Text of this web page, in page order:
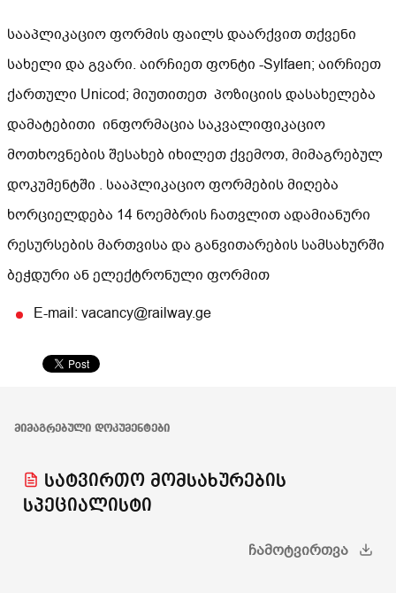
სააპლიკაციო ფორმის ფაილს დაარქვით თქვენი
სახელი და გვარი. აირჩიეთ ფონტი -Sylfaen; აირჩიეთ
ქართული Unicod; მიუთითეთ პოზიციის დასახელება
დამატებითი ინფორმაცია საკვალიფიკაციო
მოთხოვნების შესახებ იხილეთ ქვემოთ, მიმაგრებულ
დოკუმენტში . სააპლიკაციო ფორმების მიღება
ხორციელდება 14 ნოემბრის ჩათვლით ადამიანური
რესურსების მართვისა და განვითარების სამსახურში
ბეჭდური ან ელექტრონული ფორმით
E-mail: vacancy@railway.ge
ᲛᲘᲛᲐᲒᲠᲔᲑᲣᲚᲘ ᲓᲝᲙᲣᲛᲔᲜᲢᲔᲑᲘ
სატვირთო მომსახურების
სპეციალისტი
ᲩᲐᲛᲝᲢᲕᲘᲠᲗᲕᲐ